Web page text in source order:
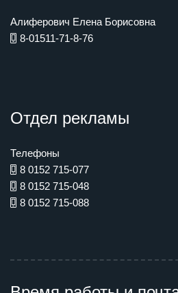
Алиферович Елена Борисовна
8-01511-71-8-76
Отдел рекламы
Телефоны
8 0152 715-077
8 0152 715-048
8 0152 715-088